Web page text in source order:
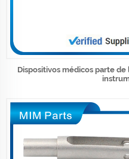
Dispositivos médicos parte